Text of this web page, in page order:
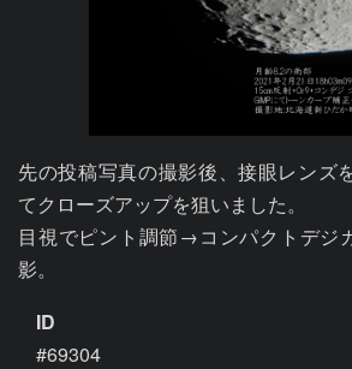
先の投稿写真の撮影後、接眼レンズ
てクローズアップを狙いました。
目視でピント調節→コンパクトデジ
影。
ID
#69304